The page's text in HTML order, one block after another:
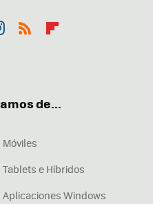
de...
Móviles
Tablets e Híbridos
Aplicaciones Windows